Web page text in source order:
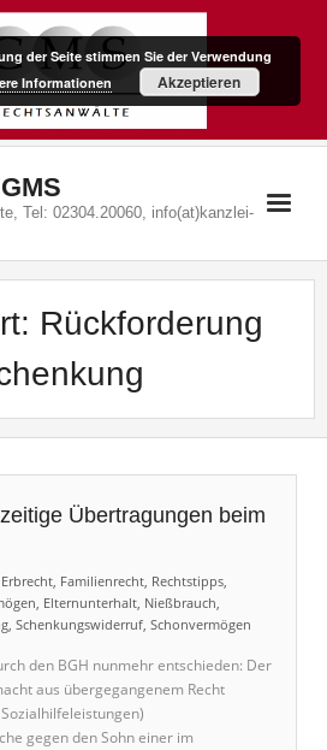
Tel: 02304.20060, info(at)kanzlei-
Rückforderung
Übertragungen beim
Erbrecht, Familienrecht, Rechtstipps,
, Elternunterhalt, Nießbrauch,
, Schenkungswiderruf, Schonvermögen
den BGH nunmehr entschieden: Der
aus übergegangenem Recht
gegen den Sohn einer im
der Seite stimmen Sie der Verwendung
Informationen Akzeptieren